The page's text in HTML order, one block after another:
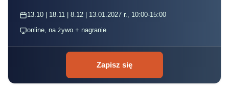
13.10 | 18.11 | 8.12 | 13.01.2027 r., 10:00-15:00
online, na żywo + nagranie
Zapisz się